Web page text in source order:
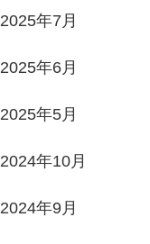
2025年7月
2025年6月
2025年5月
2024年10月
2024年9月